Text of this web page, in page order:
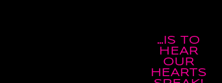
…IS TO
HEAR
OUR
HEARTS